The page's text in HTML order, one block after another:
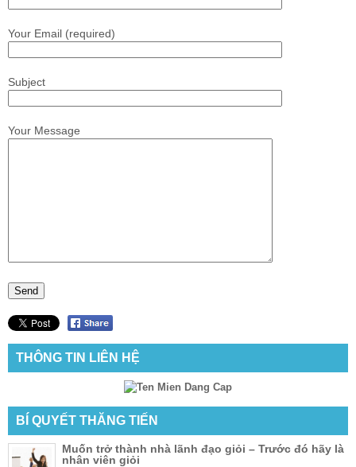
Your Email (required)
Subject
Your Message
THÔNG TIN LIÊN HỆ
BÍ QUYẾT THĂNG TIẾN
Muốn trở thành nhà lãnh đạo giỏi – Trước đó hãy là
nhân viên giỏi